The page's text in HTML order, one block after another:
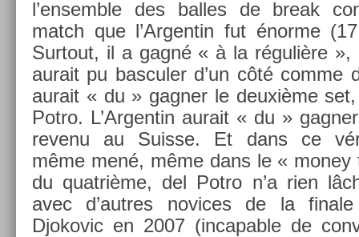
l’en­semble des bal­les de break
match que l’Ar­gentin fut énorme
Sur­tout, il a gagné « à la régulière »,
aurait pu bas­cul­er d’un côté comme
aurait « du » gagn­er le deuxième
Potro. L’Ar­gentin aurait « du »
re­venu au Suis­se. Et dans ce
même mené, même dans le «
du quat­rième, del Potro n’a rien
avec d’aut­res novices de la
Djokovic en 2007 (in­cap­able de